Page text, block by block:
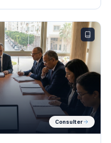
Consulter